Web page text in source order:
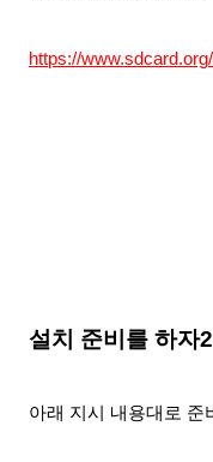
https://
설치 준비를 하자
아래 지시 내용대로 준